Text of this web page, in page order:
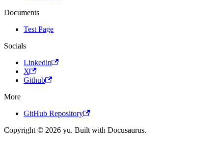
Documents
Test Page
Socials
Linkedin
X
Github
More
GitHub Repository
Copyright © 2026 yu. Built with Docusaurus.